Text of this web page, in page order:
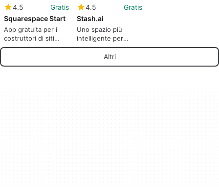
4.5
Gratis
Squarespace Start
App gratuita per i
costruttori di siti
web
4.5
Gratis
Stash.ai
Uno spazio più
intelligente per
salvare tutto ciò che
trovi online.
Altri